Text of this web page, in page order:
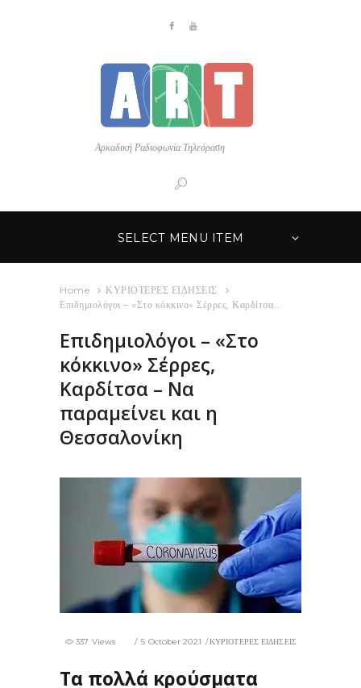
Αρκαδική Ραδιοφωνία Τηλεόραση
SELECT MENU ITEM
Home
ΚΥΡΙΟΤΕΡΕΣ ΕΙΔΗΣΕΙΣ
Επιδημιολόγοι – «Στο κόκκινο» Σέρρες, Καρδίτσα...
Επιδημιολόγοι – «Στο
κόκκινο» Σέρρες,
Καρδίτσα – Να
παραμείνει και η
Θεσσαλονίκη
5 October 2021 ΚΥΡΙΟΤΕΡΕΣ ΕΙΔΗΣΕΙΣ
337 Views
Τα πολλά κρούσματα